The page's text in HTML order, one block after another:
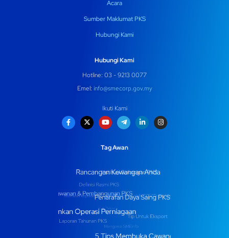
Acara
Sumber Maklumat PKS
Hubungi Kami
Hubungi Kami
Hotline: 03 - 9213 0077
Emel: info@smecorp.gov.my
Ikuti Kami
Tag Awan